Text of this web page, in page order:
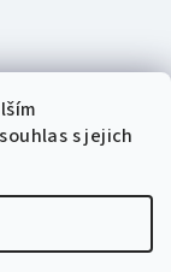
s jejich